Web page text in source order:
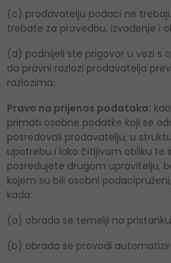
(c) prodavatelju podaci ne
trebate za provedbu, izvođenje i
(d) podnijeli ste prigovor u vezi s
da pravni razlozi prodavatelja
razlozima;
Pravo na prijenos podataka:
primati osobne podatke koji se
posredovali prodavatelju, u
upotrebu i lako čitljivom obliku
posredujete drugom upravitelju,
kojem su bili osobni
kada:
(a) obrada se temelji na
(b) obrada se provodi